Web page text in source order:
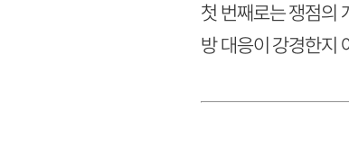
첫 번째로는 쟁점의
방 대응이 강경한지